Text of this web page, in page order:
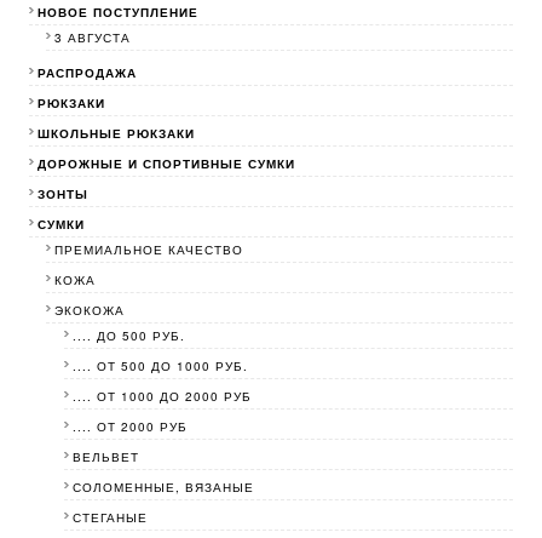
НОВОЕ ПОСТУПЛЕНИЕ
3 АВГУСТА
РАСПРОДАЖА
РЮКЗАКИ
ШКОЛЬНЫЕ РЮКЗАКИ
ДОРОЖНЫЕ И СПОРТИВНЫЕ СУМКИ
ЗОНТЫ
СУМКИ
ПРЕМИАЛЬНОЕ КАЧЕСТВО
КОЖА
ЭКОКОЖА
.... ДО 500 РУБ.
.... ОТ 500 ДО 1000 РУБ.
.... ОТ 1000 ДО 2000 РУБ
.... ОТ 2000 РУБ
ВЕЛЬВЕТ
СОЛОМЕННЫЕ, ВЯЗАНЫЕ
СТЕГАНЫЕ